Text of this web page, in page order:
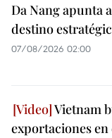
Da Nang apunta
destino
07/08/2026 02:00
Vietnam
exportaciones